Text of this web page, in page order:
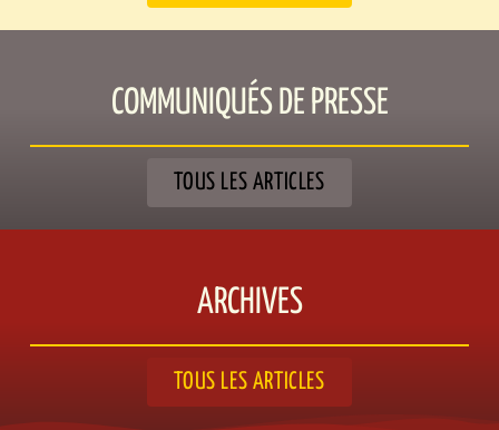
COMMUNIQUÉS DE PRESSE​
TOUS LES ARTICLES
ARCHIVES
TOUS LES ARTICLES